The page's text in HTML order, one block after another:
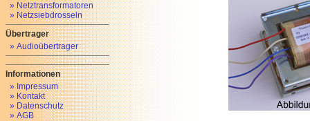
» Netztransformatoren
» Netzsiebdrosseln
Übertrager
» Audioübertrager
Informationen
» Impressum
» Kontakt
» Datenschutz
» AGB